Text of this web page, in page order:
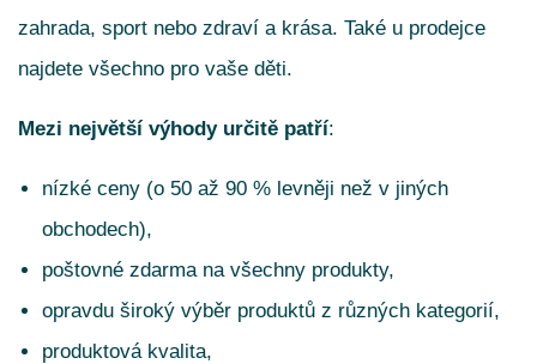
zahrada, sport nebo zdraví a krása. Také u prodejce
najdete všechno pro vaše děti.
Mezi největší výhody určitě patří:
nízké ceny (o 50 až 90 % levněji než v jiných
obchodech),
poštovné zdarma na všechny produkty,
opravdu široký výběr produktů z různých kategorií,
produktová kvalita,